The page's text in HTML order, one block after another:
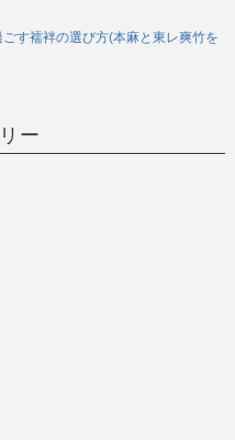
す襦袢の選び方(本麻と東レ爽竹を
ー